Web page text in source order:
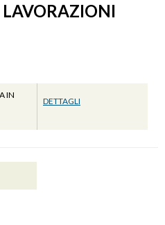
IN
DETTAGLI